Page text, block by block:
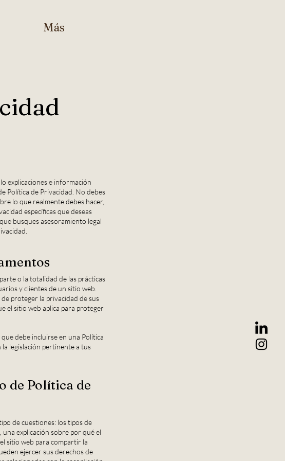
Más
explicaciones e información
Política de Privacidad. No debes
lo que realmente debes hacer,
específicas que deseas
busques asesoramiento legal
o la totalidad de las prácticas
y clientes de un sitio web.
proteger la privacidad de sus
el sitio web aplica para proteger
debe incluirse en una Política
legislación pertinente a tus
de Política de
de cuestiones: los tipos de
explicación sobre por qué el
sitio web para compartir la
ejercer sus derechos de